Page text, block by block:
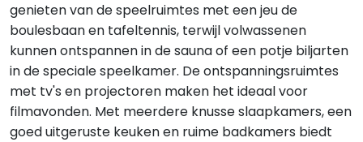
genieten van de speelruimtes met een jeu de
boulesbaan en tafeltennis, terwijl volwassenen
kunnen ontspannen in de sauna of een potje biljarten
in de speciale speelkamer. De ontspanningsruimtes
met tv's en projectoren maken het ideaal voor
filmavonden. Met meerdere knusse slaapkamers, een
goed uitgeruste keuken en ruime badkamers biedt